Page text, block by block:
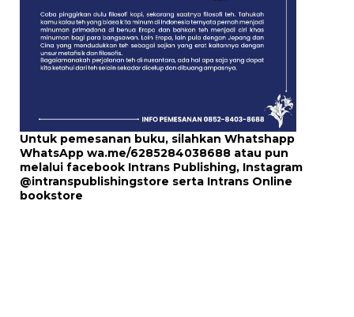
Untuk pemesanan buku, silahkan Whatshapp
WhatsApp wa.me/6285284038688 atau pun
melalui facebook Intrans Publishing, Instagram
@intranspublishingstore serta Intrans Online
bookstore